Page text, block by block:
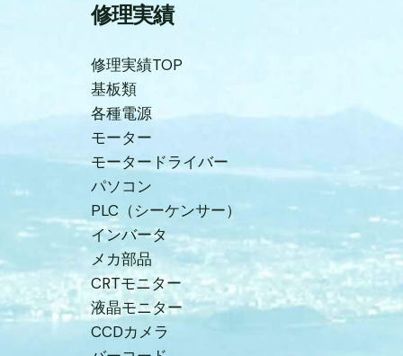
修理実績
修理実績TOP
基板類
各種電源
モーター
モータードライバー
パソコン
PLC（シーケンサー）
インバータ
メカ部品
CRTモニター
液晶モニター
CCDカメラ